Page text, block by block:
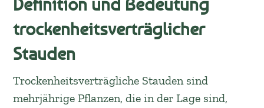
trockenheitsverträglicher
Stauden
Trockenheitsverträgliche Stauden sind
mehrjährige Pflanzen, die in der Lage sind,